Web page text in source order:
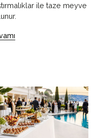
ile taze meyve